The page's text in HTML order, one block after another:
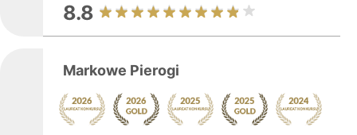
8.8
Markowe Pierogi